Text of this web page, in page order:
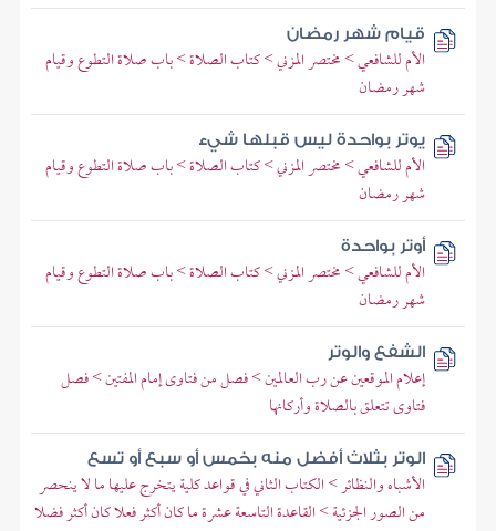
قيام شهر رمضان
الأم للشافعي > مختصر المزني > كتاب الصلاة > باب صلاة التطوع وقيام
شهر رمضان
يوتر بواحدة ليس قبلها شيء
الأم للشافعي > مختصر المزني > كتاب الصلاة > باب صلاة التطوع وقيام
شهر رمضان
أوتر بواحدة
الأم للشافعي > مختصر المزني > كتاب الصلاة > باب صلاة التطوع وقيام
شهر رمضان
الشفع والوتر
إعلام الموقعين عن رب العالمين > فصل من فتاوى إمام المفتين > فصل
فتاوى تتعلق بالصلاة وأركانها
الوتر بثلاث أفضل منه بخمس أو سبع أو تسع
الأشباه والنظائر > الكتاب الثاني في قواعد كلية يتخرج عليها ما لا ينحصر
من الصور الجزئية > القاعدة التاسعة عشرة ما كان أكثر فعلا كان أكثر فضلا